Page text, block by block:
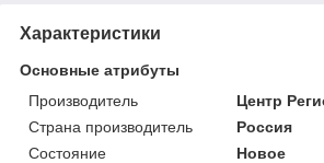
Характеристики
Основные атрибуты
Производитель
Центр
Страна производитель
Россия
Состояние
Новое